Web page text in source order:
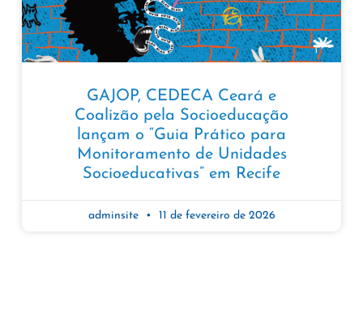
GAJOP, CEDECA Ceará e
Coalizão pela Socioeducação
lançam o “Guia Prático para
Monitoramento de Unidades
Socioeducativas” em Recife
adminsite 11 de fevereiro de 2026